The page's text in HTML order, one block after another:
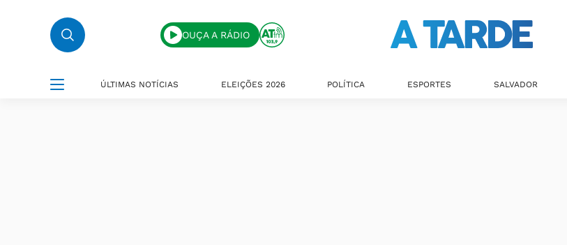
OUÇA A RÁDIO
ÚLTIMAS NOTÍCIAS ELEIÇÕES 2026 POLÍTICA ESPORTES SALVADOR